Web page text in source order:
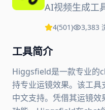
AI视频生成工
4(501) 3,383
工具简介
Higgsfield是一款专业的
持专业运镜效果。该工
中文支持。凭借其运镜